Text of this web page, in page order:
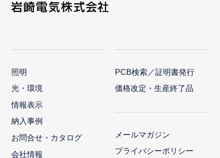
照明
光・環境
情報表示
納入事例
お問合せ・カタログ
会社情報
PCB検索／証明書発行
価格改定・生産終了品
メールマガジン
プライバシーポリシー